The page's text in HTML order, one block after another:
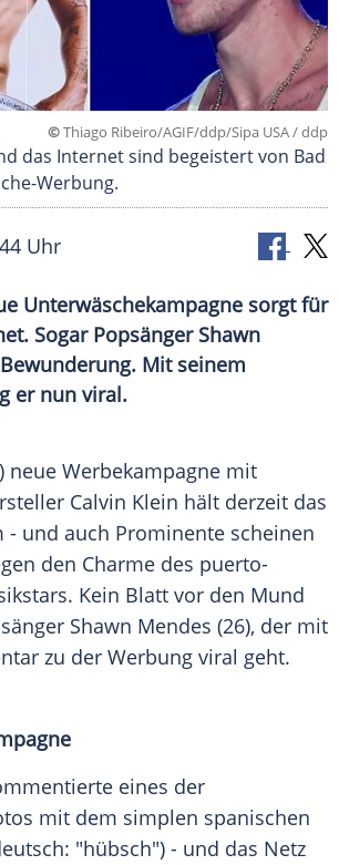
©Thiago Ribeiro/AGIF/ddp/Sipa USA / ddp
das Internet sind begeistert von Bad
Werbung.
Uhr
Unterwäschekampagne sorgt für
Sogar Popsänger Shawn
Mit seinem
er nun viral.
neue Werbekampagne mit
Calvin Klein hält derzeit das
- und auch Prominente scheinen
den Charme des puerto-
Kein Blatt vor den Mund
Shawn Mendes (26), der mit
zu der Werbung viral geht.
eines der
mit dem simplen spanischen
"hübsch") - und das Netz